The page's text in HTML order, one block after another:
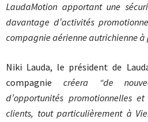
LaudaMotion apportant une
davantage d’activités
compagnie aérienne autrichienne à
Niki Lauda, le président de
compagnie créera “de
d’opportunités promotionnelles
clients, tout particulièrement à